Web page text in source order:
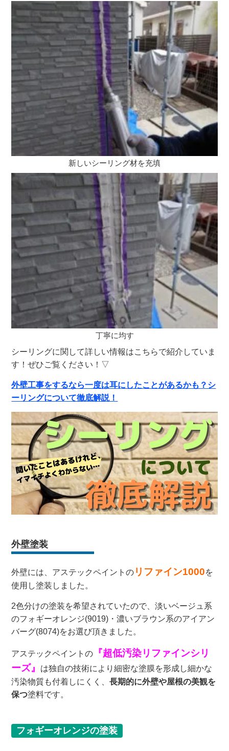
新しいシーリング材を充填
丁寧に均す
シーリングに関して詳しい情報はこちらで紹介していま
す！ぜひご覧ください！▽
外壁工事をするなら一度は耳にしたことがあるかも？シ
ーリングについて徹底解説！
外壁塗装
外壁には、アステックペイントの リファイン1000を
使用し塗装しました。
2色分けの塗装を希望されていたので、淡いベージュ系
のフォギーオレンジ(9019)・濃いブラウン系のアイアン
バーグ(8074)をお選び頂きました。
アステックペイントの
『超低汚染リファインシリ
ーズ』
は独自の技術により細密な塗膜を形成し細かな
汚染物質も付着しにくく、長期的に外壁や屋根の美観を
保つ塗料です。
フォギーオレンジの塗装